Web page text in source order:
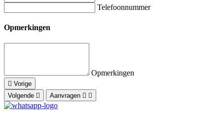
Telefoonnummer
Opmerkingen
Opmerkingen
Vorige
Volgende
Aanvragen